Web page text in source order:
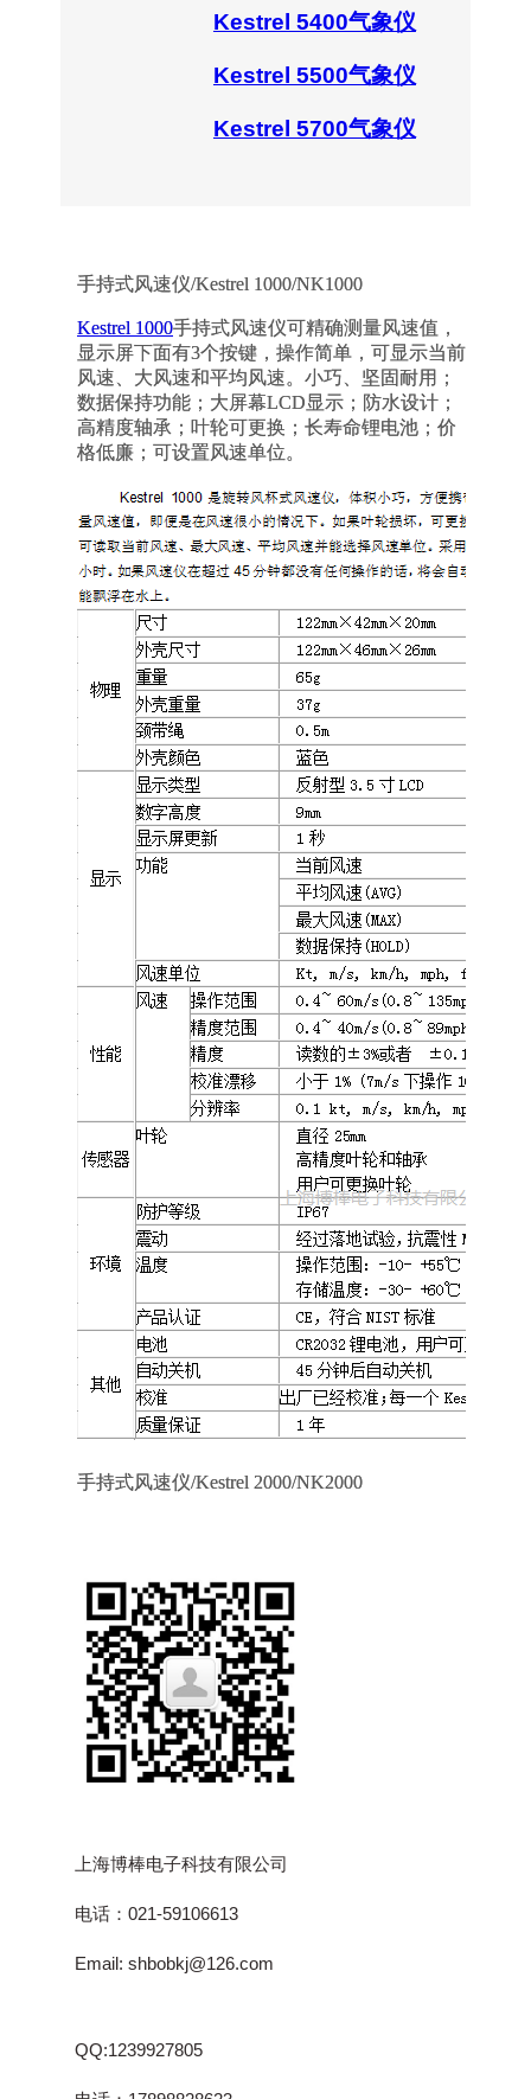
Kestrel 5400气象仪
Kestrel 5500气象仪
Kestrel 5700气象仪
手持式风速仪/Kestrel 1000/NK1000
Kestrel 1000手持式风速仪可精确测量风速值，
显示屏下面有3个按键，操作简单，可显示当前
风速、大风速和平均风速。小巧、坚固耐用；
数据保持功能；大屏幕LCD显示；防水设计；
高精度轴承；叶轮可更换；长寿命锂电池；价
格低廉；可设置风速单位。
手持式风速仪/Kestrel 2000/NK2000
上海博棒电子科技有限公司
电话：021-59106613
Email: shbobkj@126.com
QQ:1239927805